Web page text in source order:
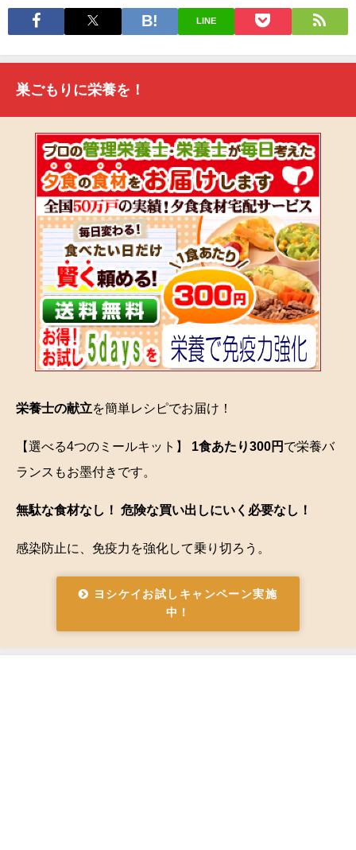
LINE
巣ごもりに栄養を！
栄養士の献立を簡単レシピでお届け！
【選べる4つのミールキット】 1食あたり300円 で栄養バ
ランスもお墨付きです。
無駄な食材なし！ 危険な買い出しにいく必要なし！
感染防止に、免疫力を強化して乗り切ろう。
ヨシケイお試しキャンペーン実施
中！